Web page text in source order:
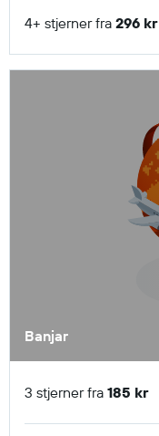
4+ stjerner fra 296 kr
Banjar
3 stjerner fra 185 kr